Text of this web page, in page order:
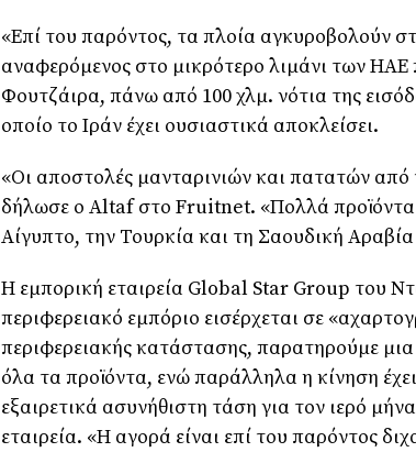
«Επί του παρόντος, τα πλοία αγκυροβολούν
αναφερόμενος στο μικρότερο λιμάνι των ΗΑΕ
Φουτζάιρα, πάνω από 100 χλμ. νότια της
οποίο το Ιράν έχει ουσιαστικά αποκλείσει.
«Οι αποστολές μανταρινιών και πατατών από
δήλωσε ο Altaf στο Fruitnet. «Πολλά προϊόντα
Αίγυπτο, την Τουρκία και τη Σαουδική
Η εμπορική εταιρεία Global Star Group του
περιφερειακό εμπόριο εισέρχεται σε
περιφερειακής κατάστασης, παρατηρούμε
όλα τα προϊόντα, ενώ παράλληλα η κίνηση
εξαιρετικά ασυνήθιστη τάση για τον ιερό
εταιρεία. «Η αγορά είναι επί του παρόντος